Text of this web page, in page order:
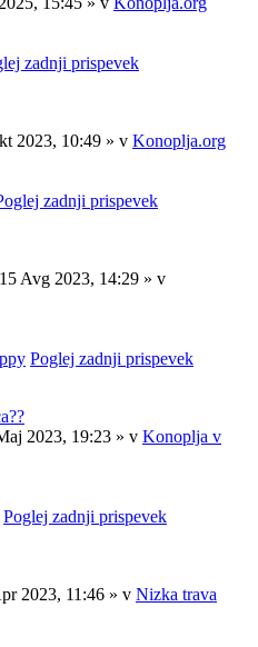
zadnji prispevek
2023, 10:49 » v Konoplja.org
zadnji prispevek
Avg 2023, 14:29 » v
Poglej zadnji prispevek
2023, 19:23 » v Konoplja v
Poglej zadnji prispevek
2023, 11:46 » v Nizka trava